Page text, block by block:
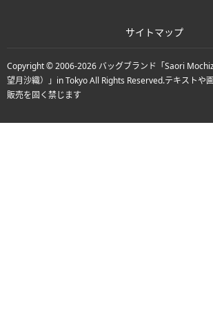
サイトマップ
Copyright © 2006-2026 バッグブランド「Saori
望月沙織）」in TokyoAll Rights Reserved.テキストや
販売を固く禁じます